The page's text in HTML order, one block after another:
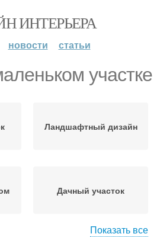
ИНТЕРЬЕРА
новости статьи
участке
Ландшафтный дизайн
Дачный участок
Показать все